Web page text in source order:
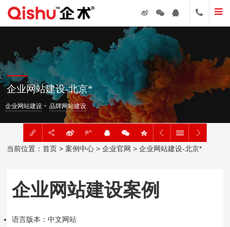
企业网站建设-北京*
企业网站建设 品牌网站建设
当前位置：首页 >案例中心 >企业官网 > 企业网站建设-北京*
企业网站建设案例
语言版本：中文网站